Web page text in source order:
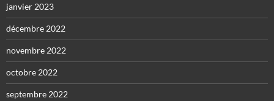
janvier 2023
décembre 2022
novembre 2022
octobre 2022
septembre 2022